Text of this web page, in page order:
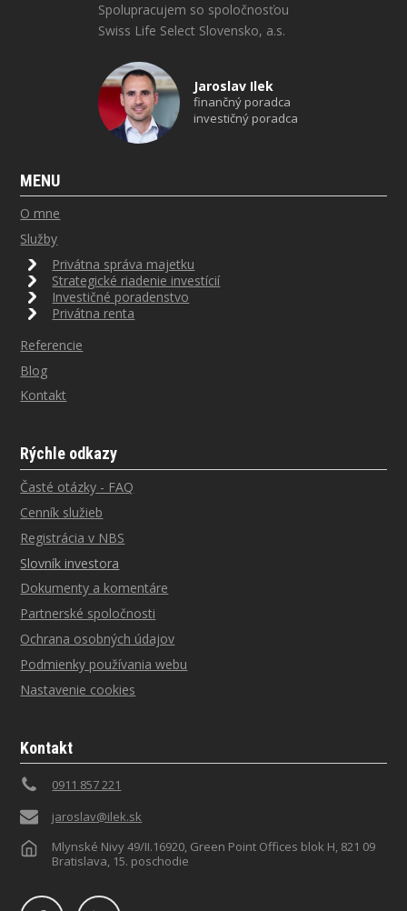
Spolupracujem so spoločnosťou
Swiss Life Select Slovensko, a.s.
Jaroslav Ilek
finančný poradca
investičný poradca
MENU
O mne
Služby
Privátna správa majetku
Strategické riadenie investícií
Investičné poradenstvo
Privátna renta
Referencie
Blog
Kontakt
Rýchle odkazy
Časté otázky - FAQ
Cenník služieb
Registrácia v NBS
Slovník investora
Dokumenty a komentáre
Partnerské spoločnosti
Ochrana osobných údajov
Podmienky používania webu
Nastavenie cookies
Kontakt
0911 857 221
jaroslav@ilek.sk
Mlynské Nivy 49/II.16920, Green Point Offices blok H, 821 09
Bratislava, 15. poschodie